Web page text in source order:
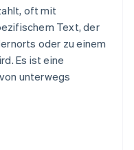
oft mit
Text, der
oder zu einem
Es ist eine
unterwegs